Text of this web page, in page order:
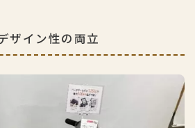
ザイン性の両立